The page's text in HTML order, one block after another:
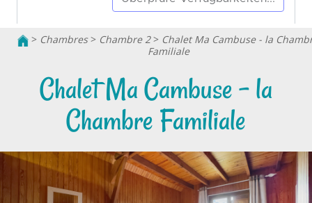
> Chambres> Chambre 2> Chalet Ma Cambuse - la
Familiale
Chalet Ma Cambuse - la
Chambre Familiale